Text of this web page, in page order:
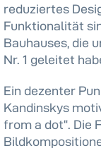
reduziertes
Funktionalität
Bauhauses, die
Nr. 1 geleitet
Ein dezenter
Kandinskys
from a dot“. Die